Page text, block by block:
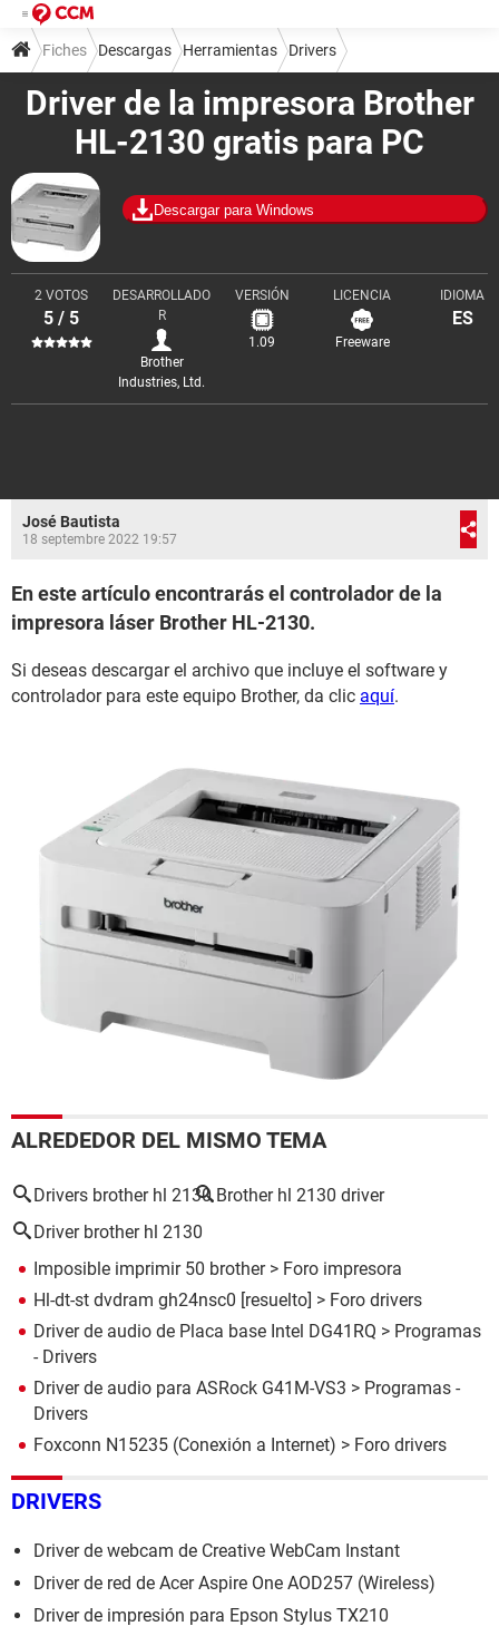
Driver de la impresora Brother
HL-2130 gratis para PC
Descargar para Windows
2 VOTOS
5 / 5
DESARROLLADO
R
Brother
Industries, Ltd.
VERSIÓN
1.09
LICENCIA
Freeware
IDIOMA
ES
Fiches Descargas Herramientas Drivers
José Bautista
18 septembre 2022 19:57
En este artículo encontrarás el controlador de la
impresora láser Brother HL-2130.
Si deseas descargar el archivo que incluye el software y
controlador para este equipo Brother, da clic aquí.
ALREDEDOR DEL MISMO TEMA
Drivers brother hl 2130 Brother hl 2130 driver
Driver brother hl 2130
Imposible imprimir 50 brother> Foro impresora
Hl-dt-st dvdram gh24nsc0 [resuelto] > Foro drivers
Driver de audio de Placa base Intel DG41RQ > Programas
- Drivers
Driver de audio para ASRock G41M-VS3 > Programas -
Drivers
Foxconn N15235 (Conexión a Internet) > Foro drivers
DRIVERS
Driver de webcam de Creative WebCam Instant
Driver de red de Acer Aspire One AOD257 (Wireless)
Driver de impresión para Epson Stylus TX210